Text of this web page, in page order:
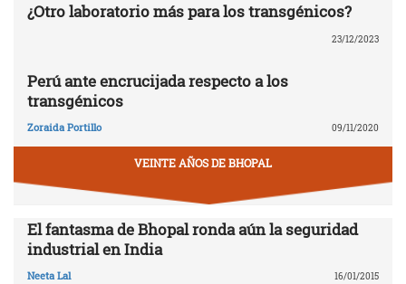
¿Otro laboratorio más para los transgénicos?
23/12/2023
Perú ante encrucijada respecto a los
transgénicos
Zoraida Portillo 09/11/2020
VEINTE AÑOS DE BHOPAL
El fantasma de Bhopal ronda aún la seguridad
industrial en India
Neeta Lal 16/01/2015